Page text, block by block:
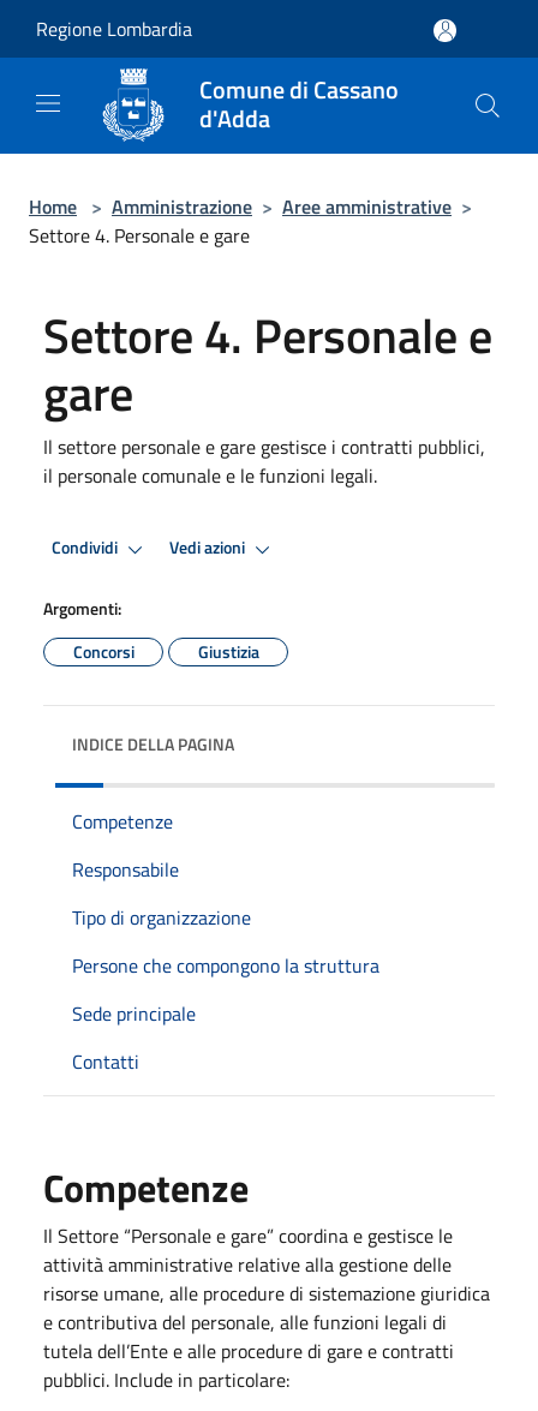
Regione Lombardia
Comune di Cassano
d'Adda
Home > Amministrazione > Aree amministrative >
Settore 4. Personale e gare
Settore 4. Personale e
gare
Il settore personale e gare gestisce i contratti pubblici,
il personale comunale e le funzioni legali.
Condividi Vedi azioni
Argomenti:
Concorsi
Giustizia
INDICE DELLA PAGINA
Competenze
Responsabile
Tipo di organizzazione
Persone che compongono la struttura
Sede principale
Contatti
Competenze
Il Settore “Personale e gare” coordina e gestisce le
attività amministrative relative alla gestione delle
risorse umane, alle procedure di sistemazione giuridica
e contributiva del personale, alle funzioni legali di
tutela dell’Ente e alle procedure di gare e contratti
pubblici. Include in particolare: